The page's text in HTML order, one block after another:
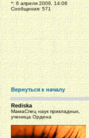
*: 6 апреля 2009, 14:06
Сообщения: 571
Вернуться к началу
Rediska
МамаСпец наук прикладных,
ученица Ордена